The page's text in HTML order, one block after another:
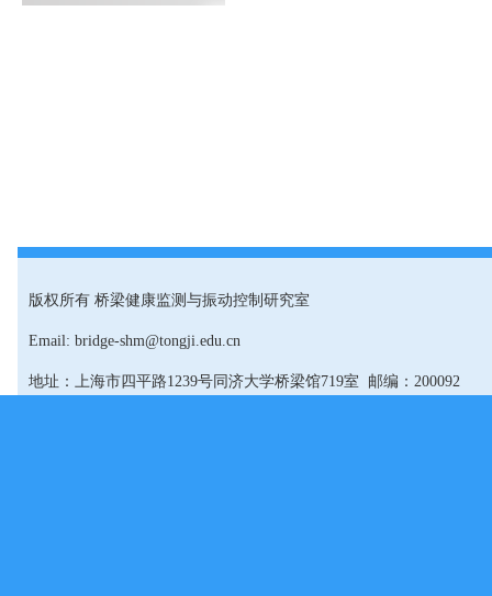
版权所有 桥梁健康监测与振动控制研究室
Email: bridge-shm@tongji.edu.cn
地址：上海市四平路1239号同济大学桥梁馆719室 邮编：200092